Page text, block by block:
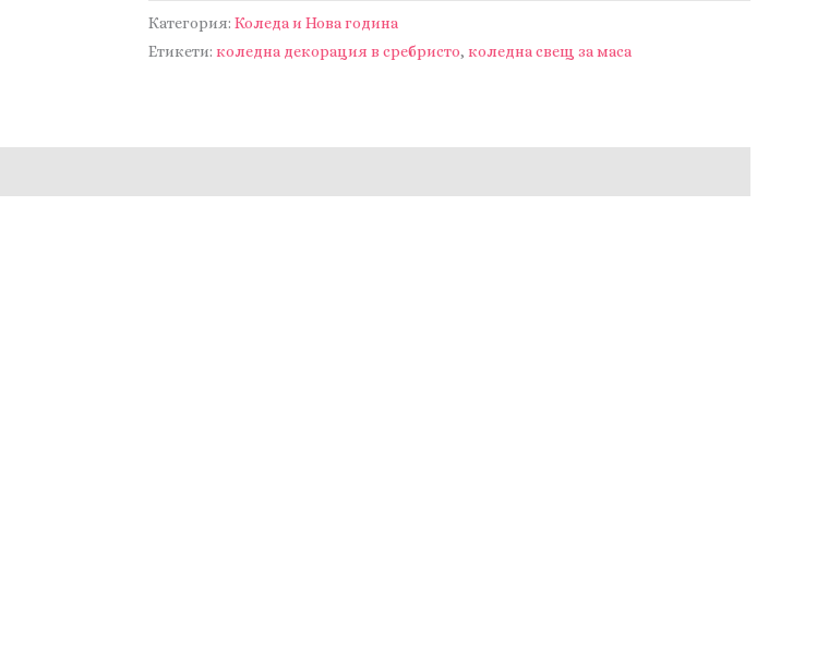
Коледна
декорация
Категория: Коледа и Нова година
Етикети: коледна декорация в сребристо, коледна свещ за маса